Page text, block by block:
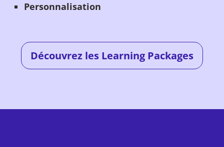
Personnalisation
Découvrez les Learning Packages